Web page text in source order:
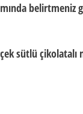
belirtmeniz
sütlü çikolatalı